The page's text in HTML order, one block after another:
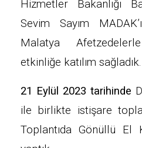
Hizmetler Bakanlığı
Sevim Sayım
Malatya
etkinliğe katılım sağladık.
21 Eylül 2023 tarihinde
ile birlikte istişare
Toplantıda Gönüllü El